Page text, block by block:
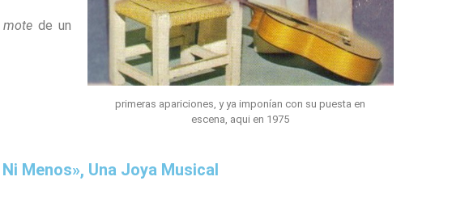
mote de un
primeras apariciones, y ya imponían con su puesta en
escena, aqui en 1975
Menos», Una Joya Musical